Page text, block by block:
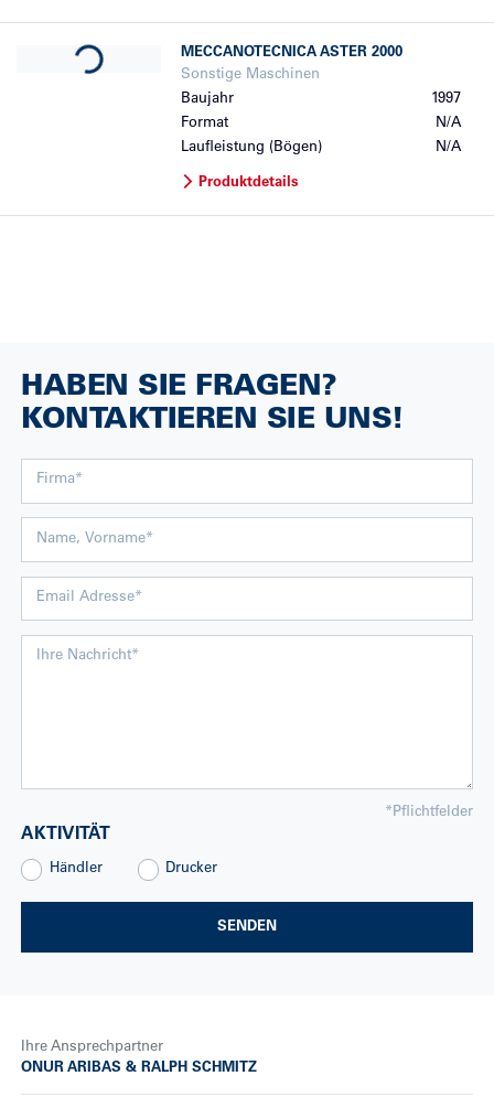
Loading... MECCANOTECNICA ASTER 2000
Sonstige Maschinen
Baujahr
1997
Format
N/A
Laufleistung (Bögen)
N/A
Produktdetails
HABEN SIE FRAGEN?
KONTAKTIEREN SIE UNS!
* Pflichtfelder
AKTIVITÄT
Händler Drucker
SENDEN
Ihre Ansprechpartner
ONUR ARIBAS & RALPH SCHMITZ